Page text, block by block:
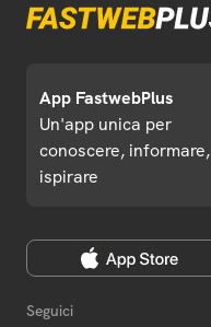
App FastwebPlus
Un'app unica per
conoscere, informare,
ispirare
Seguici